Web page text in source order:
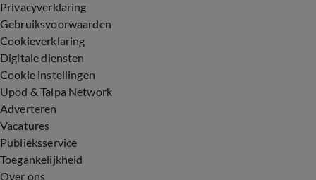
Privacyverklaring
Gebruiksvoorwaarden
Cookieverklaring
Digitale diensten
Cookie instellingen
Upod & Talpa Network
Adverteren
Vacatures
Publieksservice
Toegankelijkheid
Over ons